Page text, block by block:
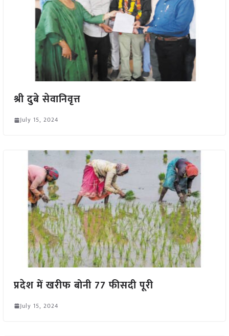
श्री दुबे सेवानिवृत्त
July 15, 2024
प्रदेश में खरीफ बोनी 77 फीसदी पूरी
July 15, 2024